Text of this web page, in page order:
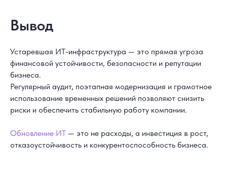
Вывод
Устаревшая ИТ-инфраструктура — это прямая угроза
финансовой устойчивости, безопасности и репутации
бизнеса.
Регулярный аудит, поэтапная модернизация и грамотное
использование временных решений позволяют снизить
риски и обеспечить стабильную работу компании.
Обновление ИТ — это не расходы, а инвестиция в рост,
отказоустойчивость и конкурентоспособность бизнеса.